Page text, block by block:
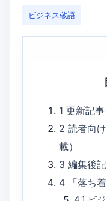
ビジネス敬語
1更新記事
2読者向
載）
3編集後
4
「落ち